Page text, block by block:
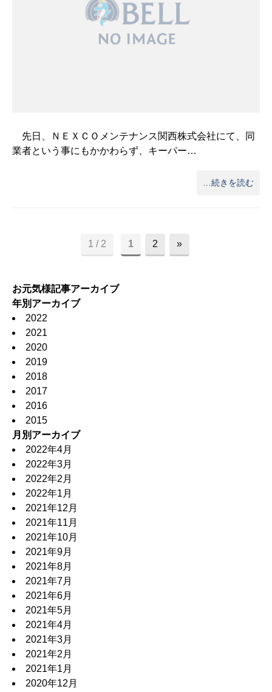
先日、ＮＥＸＣＯメンテナンス関西株式会社にて、同
業者という事にもかかわらず、キーパー…
…続きを読む
1 / 2 1 2 »
お元気様記事アーカイブ
年別アーカイブ
2022
2021
2020
2019
2018
2017
2016
2015
月別アーカイブ
2022年4月
2022年3月
2022年2月
2022年1月
2021年12月
2021年11月
2021年10月
2021年9月
2021年8月
2021年7月
2021年6月
2021年5月
2021年4月
2021年3月
2021年2月
2021年1月
2020年12月